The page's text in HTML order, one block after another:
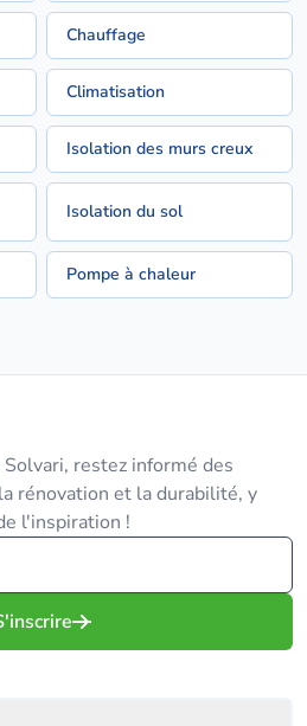
Chauffage
Climatisation
Isolation des murs creux
Isolation du sol
Pompe à chaleur
restez informé des
rénovation et la durabilité, y
l'inspiration !